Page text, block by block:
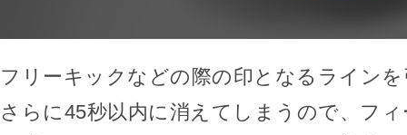
フリーキックなどの際の印となるライン
さらに45秒以内に消えてしまうので、フ